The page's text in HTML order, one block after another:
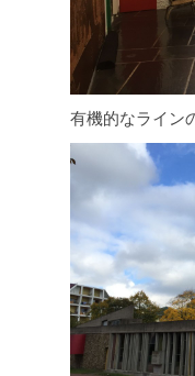
有機的なライン